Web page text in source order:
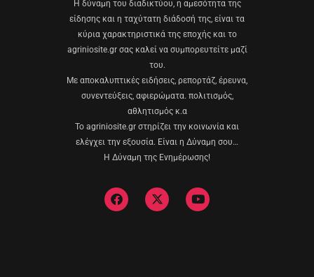
Η δύναμη του διαδικτύου, η αμεσότητα της
είδησης και η ταχύτατη διάδοσή της, είναι τα
κύρια χαρακτηριστικά της εποχής και το
agriniosite.gr σας καλεί να συμπορευτείτε μαζί
του.
Με αποκαλυπτικές ειδήσεις, ρεπορτάζ, έρευνα,
συνεντεύξεις, αφιερώματα. πολιτισμός,
αθλητισμός κ.α
Το agriniosite.gr στηρίζει την κοινωνία και
ελέγχει την εξουσία. Είναι η Δύναμη σου…
Η Δύναμη της Ενημέρωσης!